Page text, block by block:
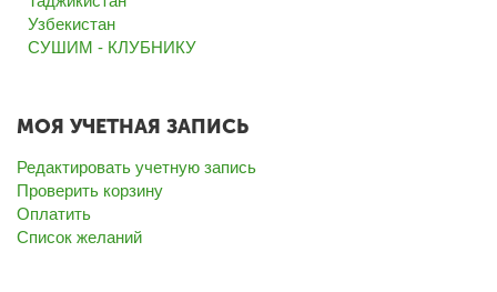
Узбекистан
СУШИМ - КЛУБНИКУ
МОЯ УЧЕТНАЯ ЗАПИСЬ
Редактировать учетную запись
Проверить корзину
Оплатить
Список желаний